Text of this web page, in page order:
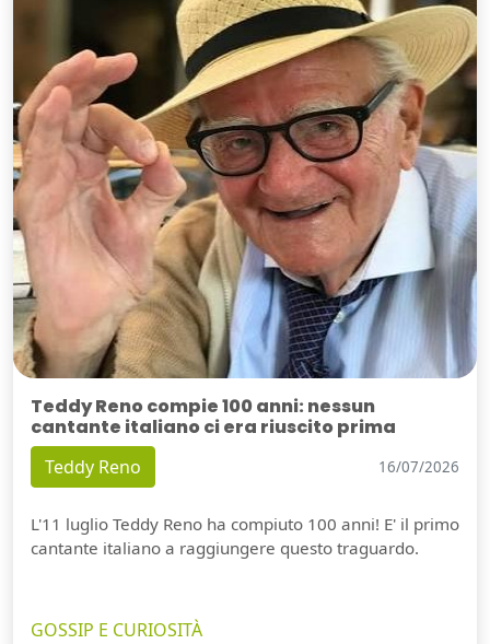
Teddy Reno compie 100 anni: nessun
cantante italiano ci era riuscito prima
Teddy Reno 16/07/2026
L'11 luglio Teddy Reno ha compiuto 100 anni! E' il primo
cantante italiano a raggiungere questo traguardo.
GOSSIP E CURIOSITÀ